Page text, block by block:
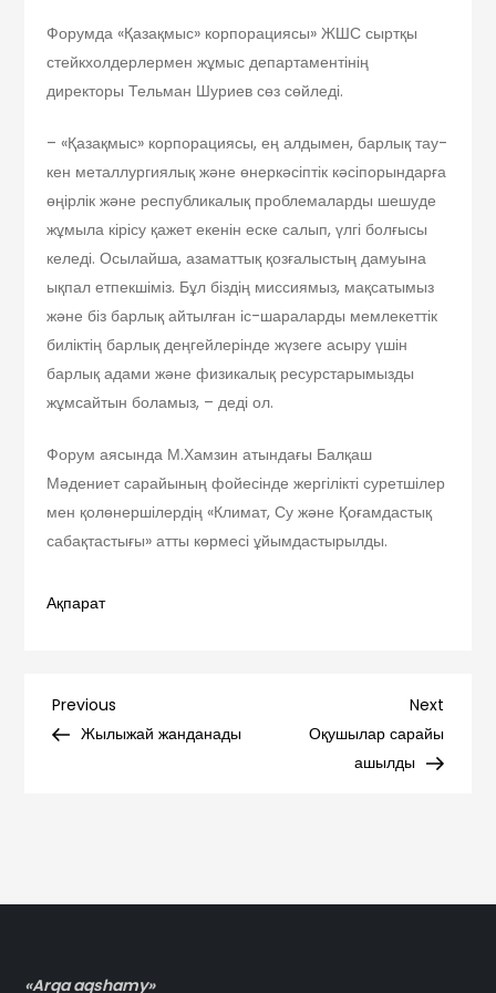
Форумда «Қазақмыс» корпорациясы» ЖШС сыртқы
стейкхолдерлермен жұмыс департаментінің
директоры Тельман Шуриев сөз сөйледі.
– «Қазақмыс» корпорациясы, ең алдымен, барлық тау-
кен металлургиялық және өнеркәсіптік кәсіпорындарға
өңірлік және республикалық проблемаларды шешуде
жұмыла кірісу қажет екенін еске салып, үлгі болғысы
келеді. Осылайша, азаматтық қозғалыстың дамуына
ықпал етпекшіміз. Бұл біздің миссиямыз, мақсатымыз
және біз барлық айтылған іс-шараларды мемлекеттік
биліктің барлық деңгейлерінде жүзеге асыру үшін
барлық адами және физикалық ресурстарымызды
жұмсайтын боламыз, – деді ол.
Форум аясында М.Хамзин атындағы Балқаш
Мәдениет сарайының фойесінде жергілікті суретшілер
мен қолөнершілердің «Климат, Су және Қоғамдастық
сабақтастығы» атты көрмесі ұйымдастырылды.
Ақпарат
Навигация
Previous
Post
Previous
Жылыжай жанданады
Next
Post
Next
Оқушылар сарайы
ашылды
«Arqa aqshamy»